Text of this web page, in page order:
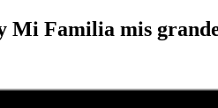
Mi Familia mis